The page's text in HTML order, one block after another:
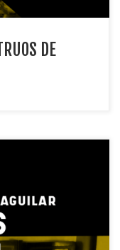
DE
y presenta su […]